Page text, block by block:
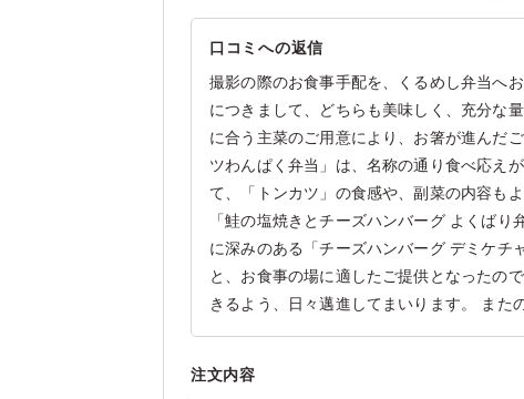
口コミへの返信
撮影の際のお食事手配を、くるめし弁当へ
につきまして、どちらも美味しく、充分な
に合う主菜のご用意により、お箸が進んだ
ツわんぱく弁当」は、名称の通り食べ応え
て、「トンカツ」の食感や、副菜の内容も
「鮭の塩焼きとチーズハンバーグ よくば
に深みのある「チーズハンバーグ デミケチ
と、お食事の場に適したご提供となったの
きるよう、日々邁進してまいります。 また
注文内容